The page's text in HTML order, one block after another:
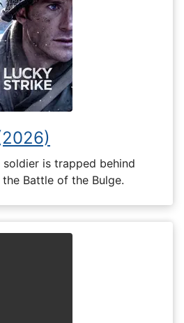
is trapped behind
Battle of the Bulge.